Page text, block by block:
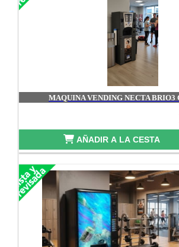
MAQUINA VENDING NECTA BRIO3
AÑADIR A LA CESTA